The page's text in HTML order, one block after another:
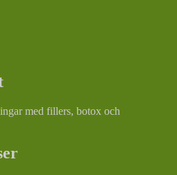
med fillers, botox och